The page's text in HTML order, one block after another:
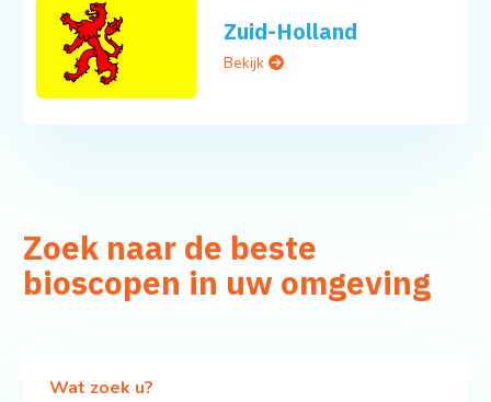
Zuid-Holland
Bekijk
Zoek naar de beste
bioscopen in uw omgeving
Wat zoek u?